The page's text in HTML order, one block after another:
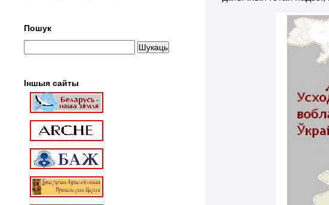
Пошук
Іншыя сайты